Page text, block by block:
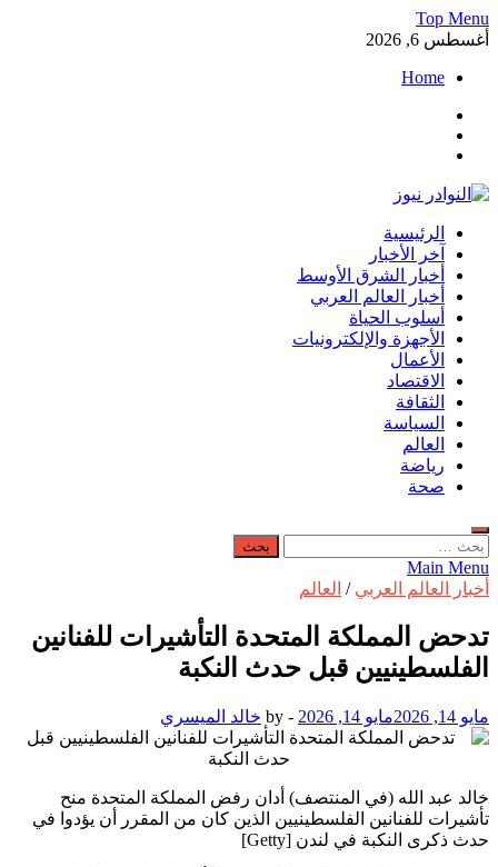
Skip
to
Top Menu
أغسطس 6, 2026
Home
النوادر نيوز
موقع إخباري عربي مستقل ينقل آخر الأخبار والتقارير من العالم
العربي والعالمي
الرئيسية
آخر الأخبار
أخبار الشرق الأوسط
أخبار العالم العربي
أسلوب الحياة
الأجهزة والإلكترونيات
الأعمال
الاقتصاد
الثقافة
السياسة
العالم
رياضة
صحة
البحث
عن:
Main Menu
أخبار العالم العربي / العالم
تدحض المملكة المتحدة التأشيرات للفنانين
الفلسطينيين قبل حدث النكبة
مايو 14, 2026 مايو 14, 2026 -
by خالد الميسري
خالد عبد الله (في المنتصف) أدان رفض المملكة المتحدة منح
تأشيرات للفنانين الفلسطينيين الذين كان من المقرر أن يؤدوا في
حدث ذكرى النكبة في لندن [Getty]